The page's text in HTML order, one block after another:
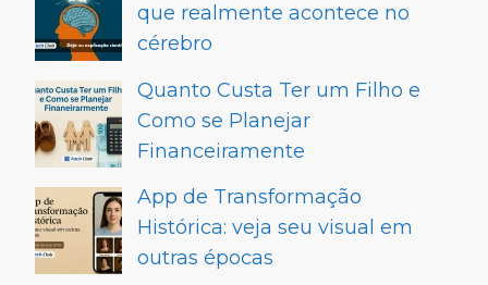
que realmente acontece no
cérebro
Quanto Custa Ter um Filho e
Como se Planejar
Financeiramente
App de Transformação
Histórica: veja seu visual em
outras épocas